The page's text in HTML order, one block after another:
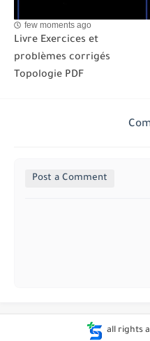
few moments ago
Livre Exercices et
problèmes corrigés
Topologie PDF
Post a Comment
all rights